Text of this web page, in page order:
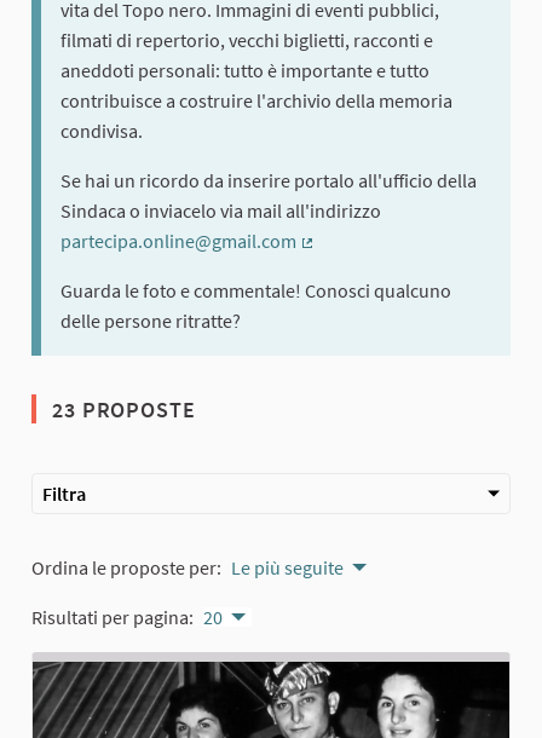
vita del Topo nero. Immagini di eventi pubblici,
filmati di repertorio, vecchi biglietti, racconti e
aneddoti personali: tutto è importante e tutto
contribuisce a costruire l'archivio della memoria
condivisa.
Se hai un ricordo da inserire portalo all'ufficio della
Sindaca o inviacelo via mail all'indirizzo
partecipa.online@gmail.com
Guarda le foto e commentale! Conosci qualcuno
delle persone ritratte?
23 PROPOSTE
Filtra
Ordina le proposte per: Le più seguite
Risultati per pagina: 20